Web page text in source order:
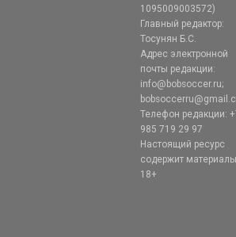
1095009003572)
Главный редактор:
Тосунян Б.С.
Адрес электронной
почты редакции:
info@bobsoccer.ru;
Телефон редакции:
985 719 29 97
Настоящий ресурс
содержит
18+